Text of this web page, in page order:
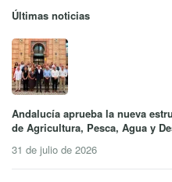
Últimas noticias
Andalucía aprueba la nueva
de Agricultura, Pesca, Agua y
31 de julio de 2026